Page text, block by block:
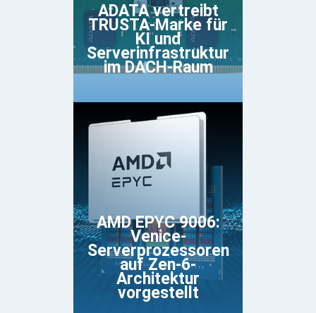
ADATA vertreibt
TRUSTA-Marke für
KI und
Serverinfrastruktur
im DACH-Raum
AMD EPYC 9006:
Venice-
Serverprozessoren
auf Zen-6-
Architektur
vorgestellt